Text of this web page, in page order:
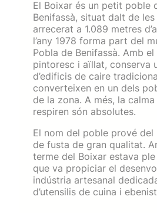
El Boixar és un petit poble
Benifassà, situat dalt de
arrecerat a 1.089 metres
l’any 1978 forma part del
Pobla de Benifassà. Amb el
pintoresc i aïllat, conserva
d’edificis de caire
converteixen en un dels
de la zona. A més, la calma
respiren són absolutes.
El nom del poble prové del
de fusta de gran qualitat.
terme del Boixar estava
que va propiciar el
indústria artesanal
d’utensilis de cuina i